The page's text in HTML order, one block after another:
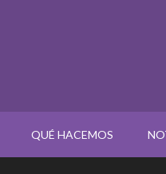
QUÉ HACEMOS